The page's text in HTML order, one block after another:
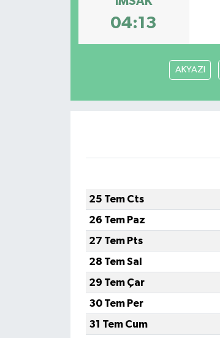
04:13
AKYAZI
25 Tem Cts
26 Tem Paz
27 Tem Pts
28 Tem Sal
29 Tem Çar
30 Tem Per
31 Tem Cum